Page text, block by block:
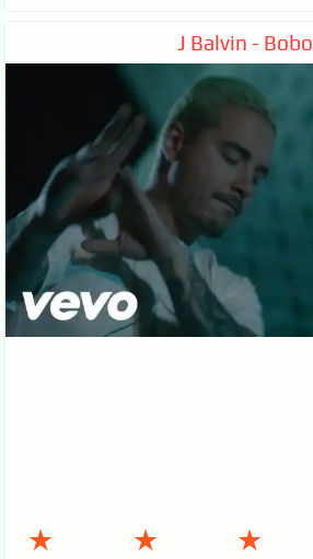
J Balvin - Bobo
★ ★ ★